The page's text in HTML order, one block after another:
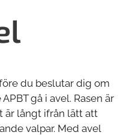
du beslutar dig om
gå i avel. Rasen är
är långt ifrån lätt att
valpar. Med avel